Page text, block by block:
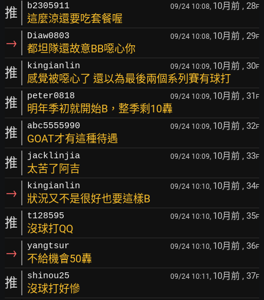
推 b2305911 09/24 10:08, 10月前 , 28F
這麼涼還要吃套餐喔
→ Diaw0803 09/24 10:08, 10月前 , 29F
都坦隊還故意BB噁心你
推 kingianlin 09/24 10:09, 10月前 , 30F
感覺被噁心了 還以為最後兩個系列賽有球打
推 peter0818 09/24 10:09, 10月前 , 31 F
明年季初就開始B，整季剩10轟
推 abc5555990 09/24 10:09, 10月前 , 32F
GOAT才有這種待遇
推 jacklinjia 09/24 10:09, 10月前 , 33F
太苦了阿吉
→ kingianlin 09/24 10:10, 10月前 , 34F
狀況又不是很好也要這樣B
推 t128595 09/24 10:10, 10月前 , 35F
沒球打QQ
→ yangtsur 09/24 10:10, 10月前 , 36F
不給機會50轟
推 shinou25 09/24 10:11, 10月前 , 37F
沒球打好慘